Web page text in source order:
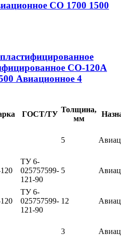
СО 1700 1500
СО-120А
Авиационное 4
ГОСТ/ТУ
Толщина,
мм
5
ТУ 6-
025757599-
121-90
5
ТУ 6-
025757599-
121-90
12
3